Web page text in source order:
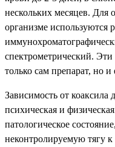
нескольких месяцев. Для
организме используются
спектрометрический.
только сам препарат, но
Зависимость от коаксила
психическая и
патологическое
неконтролируемую тягу